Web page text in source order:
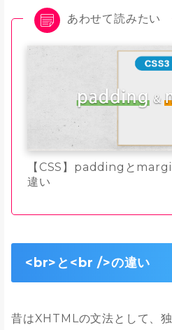
あわせて読みたい
【CSS】paddingと
違い
<br>と<br />の違い
昔はXHTMLの文法として、